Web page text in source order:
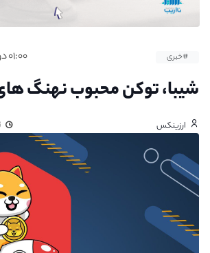
#خبری ۰۱:۰۰ دوشنبه - ۱۴۰۱/۱۲/۱۵
شیبا، توکن محبوب نهنگ
ارزینکس